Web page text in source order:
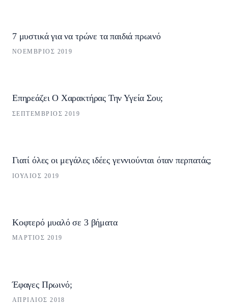
7 μυστικά για να τρώνε τα παιδιά πρωινό
ΝΟΈΜΒΡΙΟΣ 2019
Επηρεάζει Ο Χαρακτήρας Την Υγεία Σου;
ΣΕΠΤΈΜΒΡΙΟΣ 2019
Γιατί όλες οι μεγάλες ιδέες γεννιούνται όταν περπατάς;
ΙΟΎΛΙΟΣ 2019
Κοφτερό μυαλό σε 3 βήματα
ΜΆΡΤΙΟΣ 2019
Έφαγες Πρωινό;
ΑΠΡΊΛΙΟΣ 2018